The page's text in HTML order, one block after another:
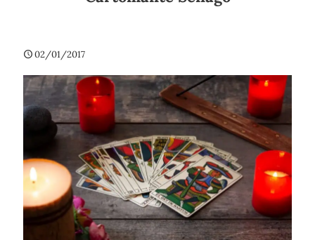
02/01/2017